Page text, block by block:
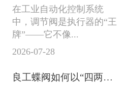
在工业自动化控制系统
中，调节阀是执行器的“王
牌”——它不像...
2026-07-28
良工蝶阀如何以“四两拨千斤”征服工业管道